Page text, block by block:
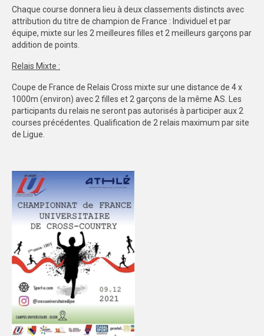
Chaque course donnera lieu à deux classements distincts avec
attribution du titre de champion de France : Individuel et par
équipe, mixte sur les 2 meilleures filles et 2 meilleurs garçons par
addition de points.
Relais Mixte :
Coupe de France de Relais Cross mixte sur une distance de 4 x
1000m (environ) avec 2 filles et 2 garçons de la même AS. Les
participants du relais ne seront pas autorisés à participer aux 2
courses précédentes. Qualification de 2 relais maximum par site
de Ligue.